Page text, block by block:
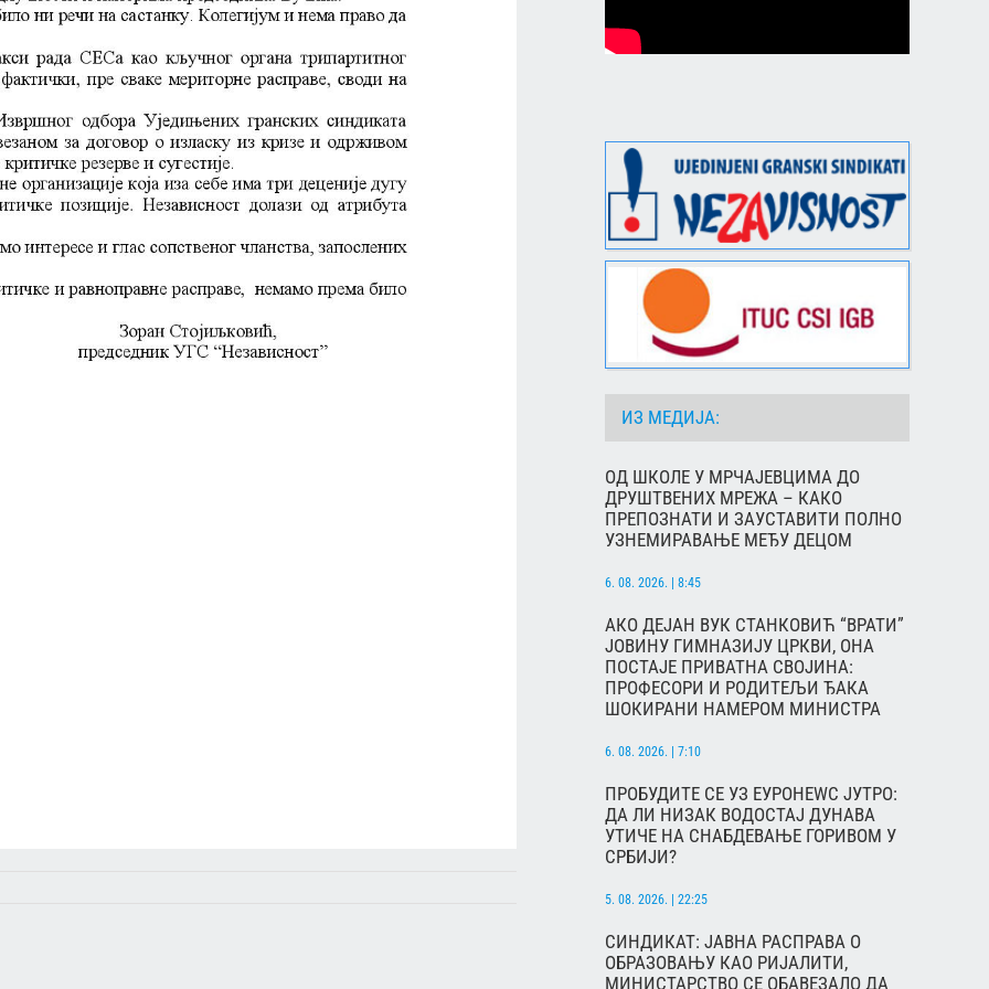
ИЗ МЕДИЈА:
ОД ШКОЛЕ У МРЧАЈЕВЦИМА ДО
ДРУШТВЕНИХ МРЕЖА – КАКО
ПРЕПОЗНАТИ И ЗАУСТАВИТИ ПОЛНО
УЗНЕМИРАВАЊЕ МЕЂУ ДЕЦОМ
6. 08. 2026. | 8:45
АКО ДЕЈАН ВУК СТАНКОВИЋ “ВРАТИ”
ЈОВИНУ ГИМНАЗИЈУ ЦРКВИ, ОНА
ПОСТАЈЕ ПРИВАТНА СВОЈИНА:
ПРОФЕСОРИ И РОДИТЕЉИ ЂАКА
ШОКИРАНИ НАМЕРОМ МИНИСТРА
6. 08. 2026. | 7:10
ПРОБУДИТЕ СЕ УЗ ЕУРОНЕWС ЈУТРО:
ДА ЛИ НИЗАК ВОДОСТАЈ ДУНАВА
УТИЧЕ НА СНАБДЕВАЊЕ ГОРИВОМ У
СРБИЈИ?
5. 08. 2026. | 22:25
СИНДИКАТ: ЈАВНА РАСПРАВА О
ОБРАЗОВАЊУ КАО РИЈАЛИТИ,
МИНИСТАРСТВО СЕ ОБАВЕЗАЛО ДА